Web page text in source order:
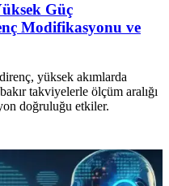
Güç
Modifikasyonu ve
yüksek akımlarda
takviyelerle ölçüm aralığı
doğruluğu etkiler.